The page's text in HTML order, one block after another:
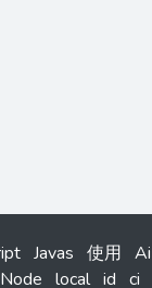
Javas 使用 Ai
Node local id ci